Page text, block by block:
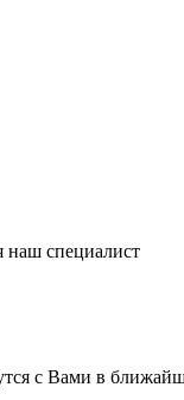
наш специалист
с Вами в